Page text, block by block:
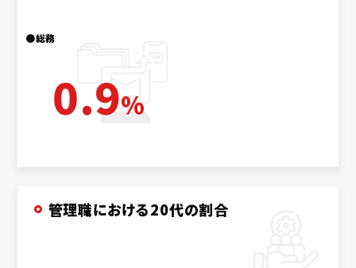
●総務
0.9%
管理職における20代の割合